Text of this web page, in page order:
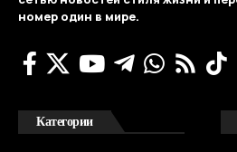
номер один в мире.
Категории